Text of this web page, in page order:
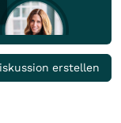
erstellen